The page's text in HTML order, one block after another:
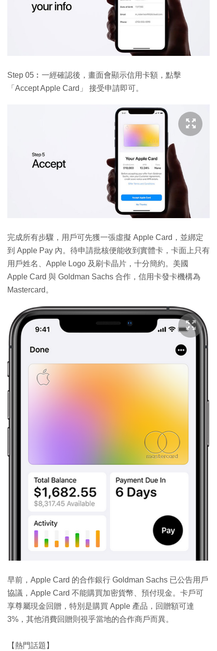
Step 05︰一經確認後，畫面會顯示信用卡額，點擊
「Accept Apple Card」 接受申請即可。
完成所有步驟，用戶可先獲一張虛擬 Apple Card，並綁定
到 Apple Pay 內。待申請批核便能收到實體卡，卡面上只有
用戶姓名、Apple Logo 及刷卡晶片，十分簡約。美國
Apple Card 與 Goldman Sachs 合作，信用卡發卡機構為
Mastercard。
早前，Apple Card 的合作銀行 Goldman Sachs 已公告用戶
協議，Apple Card 不能購買加密貨幣、預付現金。卡戶可
享尊屬現金回贈，特別是購買 Apple 產品，回贈額可達
3%，其他消費回贈則視乎當地的合作商戶而異。
【熱門話題】